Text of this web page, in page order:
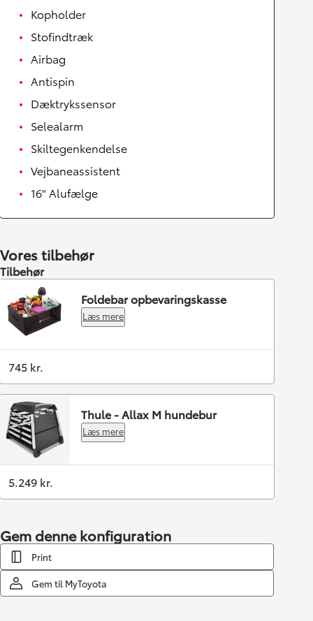
Kopholder
Stofindtræk
Airbag
Antispin
Dæktrykssensor
Selealarm
Skiltegenkendelse
Vejbaneassistent
16" Alufælge
Vores tilbehør
Tilbehør
Foldebar opbevaringskasse
Læs mere
745 kr.
Thule - Allax M hundebur
Læs mere
5.249 kr.
Gem denne konfiguration
Print
Gem til MyToyota